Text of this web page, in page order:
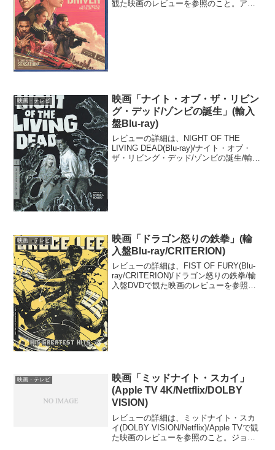
観た映画のレビューを参照のこと。アメ
映画・テレビ
映画「ナイト・オブ・ザ・リビン
グ・デッド/ゾンビの誕生」(輸入
盤Blu-ray)
レビューの詳細は、NIGHT OF THE
LIVING DEAD(Blu-ray)/ナイト・オブ・
ザ・リビング・デッド/ゾンビの誕生/輸入
映画・テレビ
映画「ドラゴン怒りの鉄拳」(輸
入盤Blu-ray/CRITERION)
レビューの詳細は、FIST OF FURY(Blu-
ray/CRITERION)/ドラゴン怒りの鉄拳/輸
入盤DVDで観た映画のレビューを参照の
映画・テレビ
映画「ミッドナイト・スカイ」
(Apple TV 4K/Netflix/DOLBY
VISION)
レビューの詳細は、ミッドナイト・スカ
イ(DOLBY VISION/Netflix)/Apple TVで観
た映画のレビューを参照のこと。ジョー